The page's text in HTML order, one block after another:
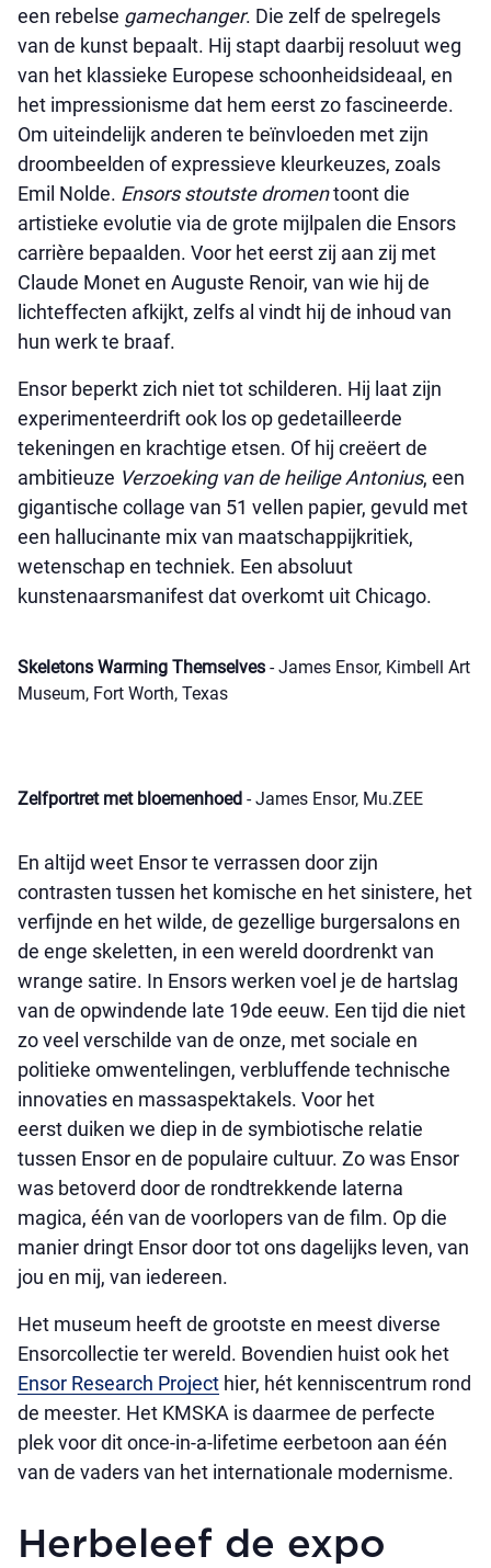
een rebelse gamechanger. Die zelf de spelregels
van de kunst bepaalt. Hij stapt daarbij resoluut weg
van het klassieke Europese schoonheidsideaal, en
het impressionisme dat hem eerst zo fascineerde.
Om uiteindelijk anderen te beïnvloeden met zijn
droombeelden of expressieve kleurkeuzes, zoals
Emil Nolde. Ensors stoutste dromentoont die
artistieke evolutie via de grote mijlpalen die Ensors
carrière bepaalden. Voor het eerst zij aan zij met
Claude Monet en Auguste Renoir, van wie hij de
lichteffecten afkijkt, zelfs al vindt hij de inhoud van
hun werk te braaf.
Ensor beperkt zich niet tot schilderen. Hij laat zijn
experimenteerdrift ook los op gedetailleerde
tekeningen en krachtige etsen. Of hij creëert de
ambitieuze Verzoeking van de heilige Antonius, een
gigantische collage van 51 vellen papier, gevuld met
een hallucinante mix van maatschappijkritiek,
wetenschap en techniek. Een absoluut
kunstenaarsmanifest dat overkomt uit Chicago.
Skeletons Warming Themselves - James Ensor, Kimbell Art
Museum, Fort Worth, Texas
Zelfportret met bloemenhoed - James Ensor, Mu.ZEE
En altijd weet Ensor te verrassen door zijn
contrasten tussen het komische en het sinistere, het
verfijnde en het wilde, de gezellige burgersalons en
de enge skeletten, in een wereld doordrenkt van
wrange satire. In Ensors werken voel je de hartslag
van de opwindende late 19de eeuw. Een tijd die niet
zo veel verschilde van de onze, met sociale en
politieke omwentelingen, verbluffende technische
innovaties en massaspektakels. Voor het
eerst duiken we diep in de symbiotische relatie
tussen Ensor en de populaire cultuur. Zo was Ensor
was betoverd door de rondtrekkende laterna
magica, één van de voorlopers van de film. Op die
manier dringt Ensor door tot ons dagelijks leven, van
jou en mij, van iedereen.
Het museum heeft de grootste en meest diverse
Ensorcollectie ter wereld. Bovendien huist ook het
Ensor Research Project hier, hét kenniscentrum rond
de meester. Het KMSKA is daarmee de perfecte
plek voor dit once-in-a-lifetime eerbetoon aan één
van de vaders van het internationale modernisme.
Herbeleef de expo